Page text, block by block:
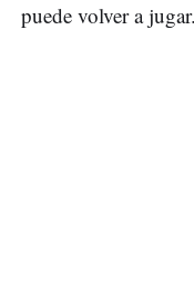
puede volver a